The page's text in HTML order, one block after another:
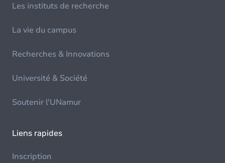
Les instituts de recherche
La vie du campus
Recherches & Innovations
Université & Société
Soutenir l'UNamur
Liens rapides
Inscription